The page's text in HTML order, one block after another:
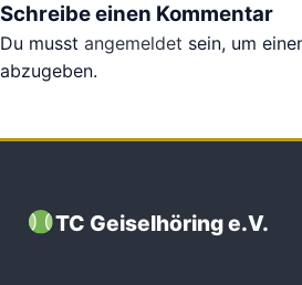
Schreibe einen Kommentar
Du musst angemeldet sein, um
abzugeben.
TC Geiselhöring e.V.